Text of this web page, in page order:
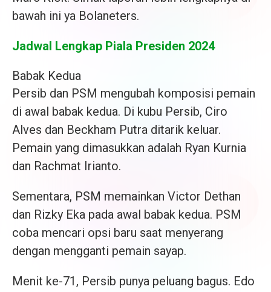
bawah ini ya Bolaneters.
Jadwal Lengkap Piala Presiden 2024
Babak Kedua
Persib dan PSM mengubah komposisi pemain
di awal babak kedua. Di kubu Persib, Ciro
Alves dan Beckham Putra ditarik keluar.
Pemain yang dimasukkan adalah Ryan Kurnia
dan Rachmat Irianto.
Sementara, PSM memainkan Victor Dethan
dan Rizky Eka pada awal babak kedua. PSM
coba mencari opsi baru saat menyerang
dengan mengganti pemain sayap.
Menit ke-71, Persib punya peluang bagus. Edo